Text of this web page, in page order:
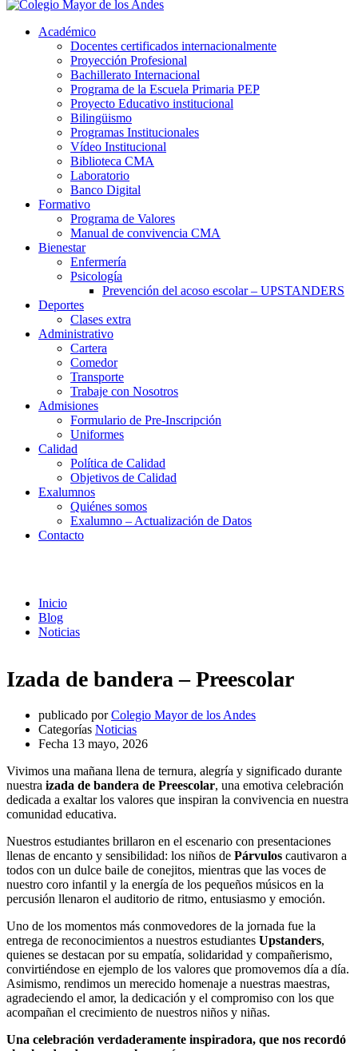
Académico
Docentes certificados internacionalmente
Proyección Profesional
Bachillerato Internacional
Programa de la Escuela Primaria PEP
Proyecto Educativo institucional
Bilingüismo
Programas Institucionales
Vídeo Institucional
Biblioteca CMA
Laboratorio
Banco Digital
Formativo
Programa de Valores
Manual de convivencia CMA
Bienestar
Enfermería
Psicología
Prevención del acoso escolar – UPSTANDERS
Deportes
Clases extra
Administrativo
Cartera
Comedor
Transporte
Trabaje con Nosotros
Admisiones
Formulario de Pre-Inscripción
Uniformes
Calidad
Política de Calidad
Objetivos de Calidad
Exalumnos
Quiénes somos
Exalumno – Actualización de Datos
Contacto
Inicio
Blog
Noticias
Izada de bandera – Preescolar
publicado por Colegio Mayor de los Andes
Categorías Noticias
Fecha 13 mayo, 2026
Vivimos una mañana llena de ternura, alegría y significado durante
nuestra izada de bandera de Preescolar, una emotiva celebración
dedicada a exaltar los valores que inspiran la convivencia en nuestra
comunidad educativa.
Nuestros estudiantes brillaron en el escenario con presentaciones
llenas de encanto y sensibilidad: los niños de Párvulos cautivaron a
todos con un dulce baile de conejitos, mientras que las voces de
nuestro coro infantil y la energía de los pequeños músicos en la
percusión llenaron el auditorio de ritmo, entusiasmo y emoción.
Uno de los momentos más conmovedores de la jornada fue la
entrega de reconocimientos a nuestros estudiantes Upstanders,
quienes se destacan por su empatía, solidaridad y compañerismo,
convirtiéndose en ejemplo de los valores que promovemos día a día.
Asimismo, rendimos un merecido homenaje a nuestras maestras,
agradeciendo el amor, la dedicación y el compromiso con los que
acompañan el crecimiento de nuestros niños y niñas.
Una celebración verdaderamente inspiradora, que nos recordó